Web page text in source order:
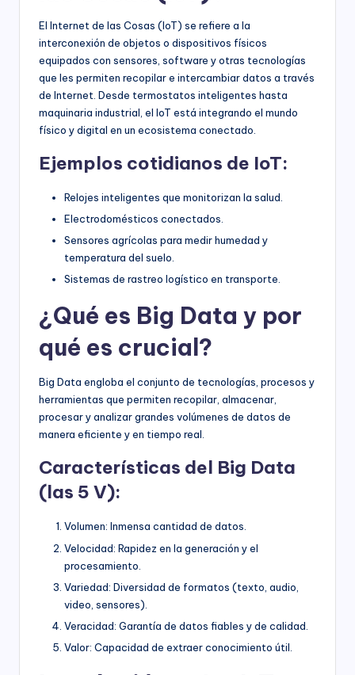
El Internet de las Cosas (IoT) se refiere a la
interconexión de objetos o dispositivos físicos
equipados con sensores, software y otras tecnologías
que les permiten recopilar e intercambiar datos a través
de Internet. Desde termostatos inteligentes hasta
maquinaria industrial, el IoT está integrando el mundo
físico y digital en un ecosistema conectado.
Ejemplos cotidianos de IoT:
Relojes inteligentes que monitorizan la salud.
Electrodomésticos conectados.
Sensores agrícolas para medir humedad y
temperatura del suelo.
Sistemas de rastreo logístico en transporte.
¿Qué es Big Data y por
qué es crucial?
Big Data engloba el conjunto de tecnologías, procesos y
herramientas que permiten recopilar, almacenar,
procesar y analizar grandes volúmenes de datos de
manera eficiente y en tiempo real.
Características del Big Data
(las 5 V):
Volumen: Inmensa cantidad de datos.
Velocidad: Rapidez en la generación y el
procesamiento.
Variedad: Diversidad de formatos (texto, audio,
video, sensores).
Veracidad: Garantía de datos fiables y de calidad.
Valor: Capacidad de extraer conocimiento útil.